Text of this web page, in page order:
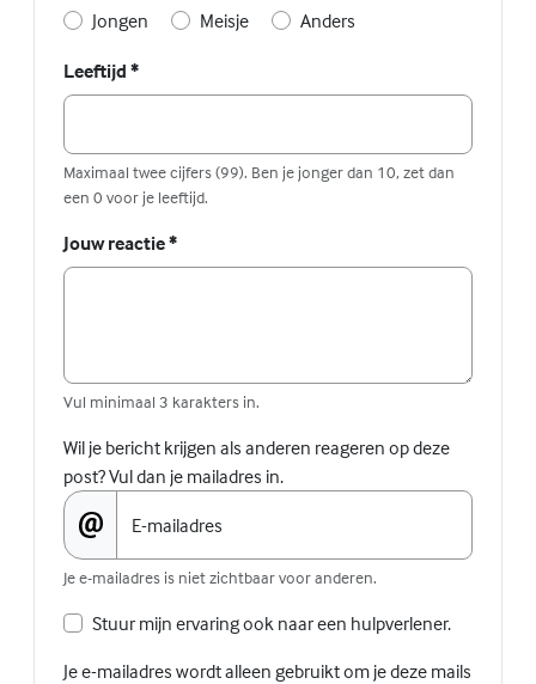
Jongen Meisje Anders
Leeftijd *
Maximaal twee cijfers (99). Ben je jonger dan 10, zet dan
een 0 voor je leeftijd.
Jouw reactie*
Vul minimaal 3 karakters in.
Wil je bericht krijgen als anderen reageren op deze
post? Vul dan je mailadres in.
E-mailadres
Je e-mailadres is niet zichtbaar voor anderen.
Stuur mijn ervaring ook naar een hulpverlener.
Je e-mailadres wordt alleen gebruikt om je deze mails